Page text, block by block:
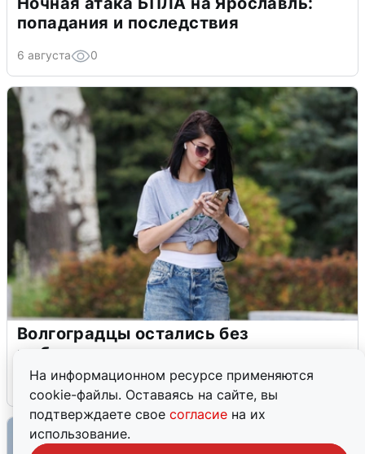
На информационном ресурсе применяются
cookie-файлы. Оставаясь на сайте, вы
подтверждаете свое согласие на их
использование.
попадания и последствия
6 августа 0
Волгоградцы остались без
мобильного интернета
6 августа